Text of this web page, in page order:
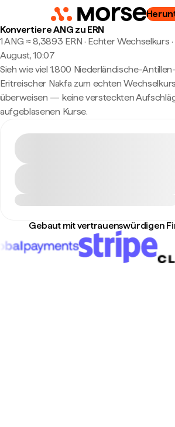
Konvertiere ANG zu ERN
1 ANG ≈ 8,3893 ERN · Echter Wechselkurs ·
August, 10:07
Sieh wie viel 1.800 Niederländische-
Eritreischer Nakfa zum echten
überweisen — keine versteckten
aufgeblasenen Kurse.
Gebaut mit vertrauenswürdigen